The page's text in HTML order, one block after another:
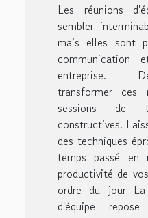
Les réunions
sembler
mais elles sont
entreprise.
transformer ces
sessions de
constructives.
des techniques
temps passé en
productivité de
ordre du jour La
d'équipe